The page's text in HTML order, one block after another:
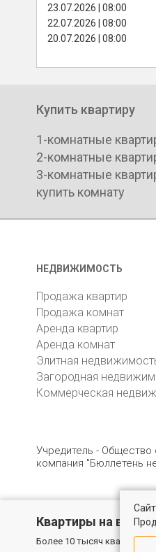
Квартиры на
Более 10 тысяч квартир в
23.07.2026 | 08:00
22.07.2026 | 08:00
20.07.2026 | 08:00
Купить квартиру
1-комнатные
2-комнатные
3-комнатные
купить комнату
НЕДВИЖИМОСТЬ
Продажа квартир
Продажа комнат
Аренда квартир
Аренда комнат
Элитная
Загородная
Коммерческая
Учредитель - Общество
компания "Бюллетень
© 2005 – 2026, ООО «УК